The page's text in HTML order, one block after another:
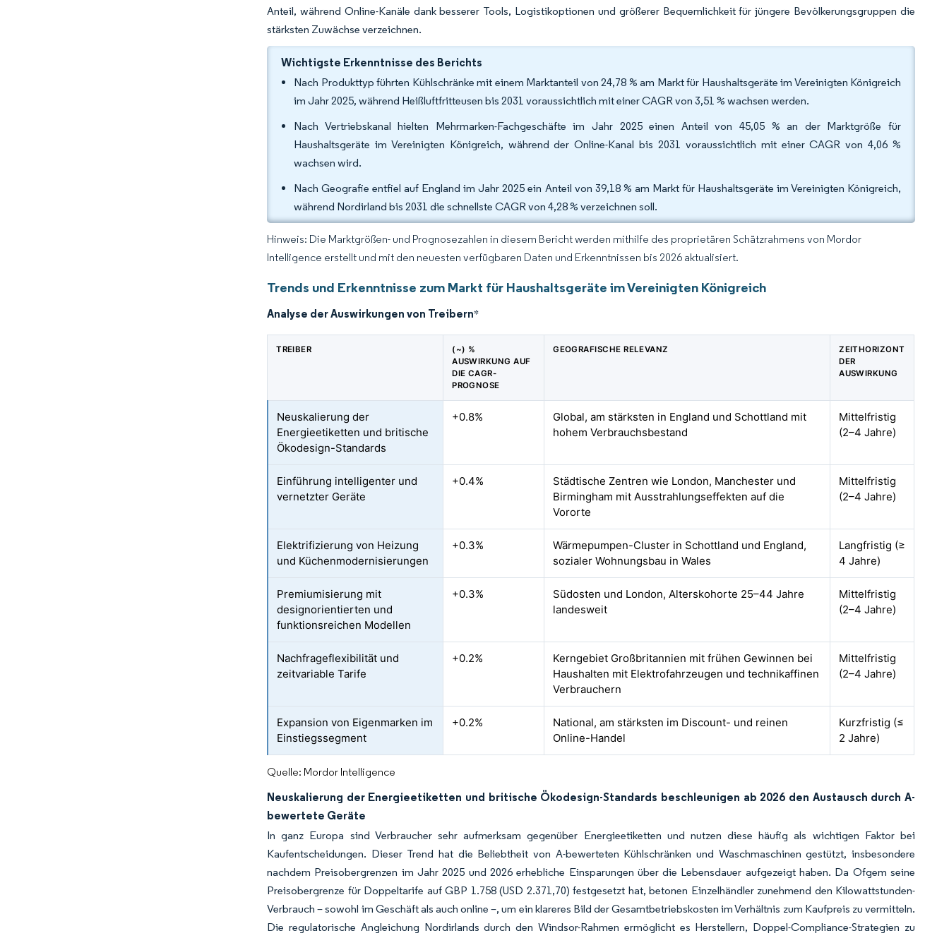
Anteil, während Online-Kanäle dank besserer Tools, Logistikoptionen und größerer Bequemlichkeit für jüngere Bevölkerungsgruppen die
stärksten Zuwächse verzeichnen.
Wichtigste Erkenntnisse des Berichts
Nach Produkttyp führten Kühlschränke mit einem Marktanteil von 24,78 % am Markt für Haushaltsgeräte im Vereinigten Königreich
im Jahr 2025, während Heißluftfritteusen bis 2031 voraussichtlich mit einer CAGR von 3,51 % wachsen werden.
Nach Vertriebskanal hielten Mehrmarken-Fachgeschäfte im Jahr 2025 einen Anteil von 45,05 % an der Marktgröße für
Haushaltsgeräte im Vereinigten Königreich, während der Online-Kanal bis 2031 voraussichtlich mit einer CAGR von 4,06 %
wachsen wird.
Nach Geografie entfiel auf England im Jahr 2025 ein Anteil von 39,18 % am Markt für Haushaltsgeräte im Vereinigten Königreich,
während Nordirland bis 2031 die schnellste CAGR von 4,28 % verzeichnen soll.
Hinweis: Die Marktgrößen- und Prognosezahlen in diesem Bericht werden mithilfe des proprietären Schätzrahmens von Mordor
Intelligence erstellt und mit den neuesten verfügbaren Daten und Erkenntnissen bis 2026 aktualisiert.
Trends und Erkenntnisse zum Markt für Haushaltsgeräte im Vereinigten Königreich
Analyse der Auswirkungen von Treibern*
TREIBER
(~) %
AUSWIRKUNG AUF
DIE CAGR-
PROGNOSE
GEOGRAFISCHE RELEVANZ
ZEITHORIZONT
DER
AUSWIRKUNG
Neuskalierung der
Energieetiketten und britische
Ökodesign-Standards
+0.8%
Global, am stärksten in England und Schottland mit
hohem Verbrauchsbestand
Mittelfristig
(2–4 Jahre)
Einführung intelligenter und
vernetzter Geräte
+0.4%
Städtische Zentren wie London, Manchester und
Birmingham mit Ausstrahlungseffekten auf die
Vororte
Mittelfristig
(2–4 Jahre)
Elektrifizierung von Heizung
und Küchenmodernisierungen
+0.3%
Wärmepumpen-Cluster in Schottland und England,
sozialer Wohnungsbau in Wales
Langfristig (≥
4 Jahre)
Premiumisierung mit
designorientierten und
funktionsreichen Modellen
+0.3%
Südosten und London, Alterskohorte 25–44 Jahre
landesweit
Mittelfristig
(2–4 Jahre)
Nachfrageflexibilität und
zeitvariable Tarife
+0.2%
Kerngebiet Großbritannien mit frühen Gewinnen bei
Haushalten mit Elektrofahrzeugen und technikaffinen
Verbrauchern
Mittelfristig
(2–4 Jahre)
Expansion von Eigenmarken im
Einstiegssegment
+0.2%
National, am stärksten im Discount- und reinen
Online-Handel
Kurzfristig (≤
2 Jahre)
Quelle: Mordor Intelligence
Neuskalierung der Energieetiketten und britische Ökodesign-Standards beschleunigen ab 2026 den Austausch durch A-
bewertete Geräte
In ganz Europa sind Verbraucher sehr aufmerksam gegenüber Energieetiketten und nutzen diese häufig als wichtigen Faktor bei
Kaufentscheidungen. Dieser Trend hat die Beliebtheit von A-bewerteten Kühlschränken und Waschmaschinen gestützt, insbesondere
nachdem Preisobergrenzen im Jahr 2025 und 2026 erhebliche Einsparungen über die Lebensdauer aufgezeigt haben. Da Ofgem seine
Preisobergrenze für Doppeltarife auf GBP 1.758 (USD 2.371,70) festgesetzt hat, betonen Einzelhändler zunehmend den Kilowattstunden-
Verbrauch – sowohl im Geschäft als auch online –, um ein klareres Bild der Gesamtbetriebskosten im Verhältnis zum Kaufpreis zu vermitteln.
Die regulatorische Angleichung Nordirlands durch den Windsor-Rahmen ermöglicht es Herstellern, Doppel-Compliance-Strategien zu